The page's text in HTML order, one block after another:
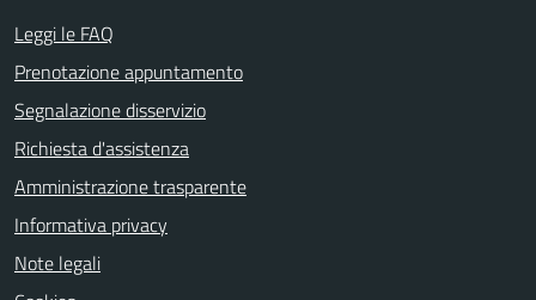
Leggi le FAQ
Prenotazione appuntamento
Segnalazione disservizio
Richiesta d'assistenza
Amministrazione trasparente
Informativa privacy
Note legali